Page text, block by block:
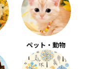
ペット・動物